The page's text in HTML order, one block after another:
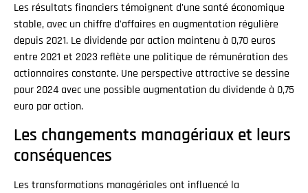
Les résultats financiers témoignent d'une santé économique
stable, avec un chiffre d'affaires en augmentation régulière
depuis 2021. Le dividende par action maintenu à 0,70 euros
entre 2021 et 2023 reflète une politique de rémunération des
actionnaires constante. Une perspective attractive se dessine
pour 2024 avec une possible augmentation du dividende à 0,75
euro par action.
Les changements managériaux et leurs
conséquences
Les transformations managériales ont influencé la